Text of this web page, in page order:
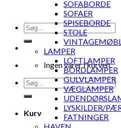
Søg
efter:
Ingen varer i kurven.
Søg
efter:
Kurv
SOFABORDE
SOFAER
SPISEBORDE
STOLE
LAMPER
LOFTLAMPER
BORDLAMPER
GULVLAMPER
VÆGLAMPER
LYSKILDER/
FATNINGER